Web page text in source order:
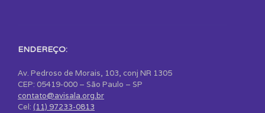
ENDEREÇO:
Av. Pedroso de Morais, 103, conj NR 1305
CEP: 05419-000 – São Paulo – SP
contato@avisala.org.br
Cel: (11) 97233-0813